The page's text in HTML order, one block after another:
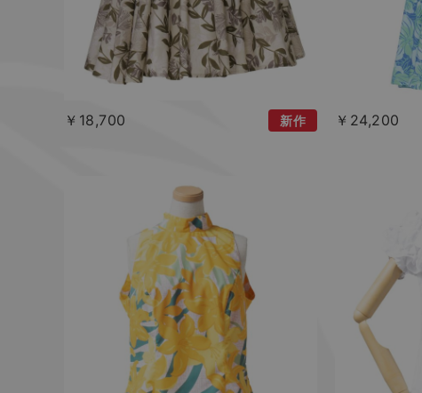
￥18,700 新作 ￥24,200